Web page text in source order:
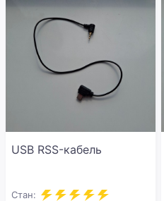
USB RSS-кабель
Стан: